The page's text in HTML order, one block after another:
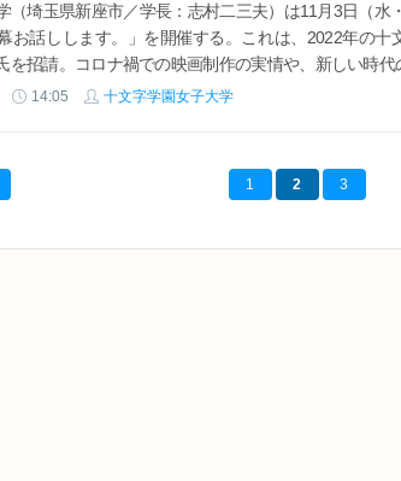
（埼玉県新座市／学長：志村二三夫）は11月3日（水
話しします。」を開催する。これは、2022年の十
を招請。コロナ禍での映画制作の実情や、新しい時代
14:05 十文字学園女子大学
1 2 3